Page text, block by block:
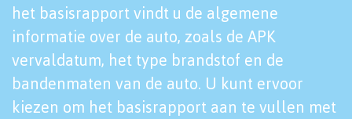
het basisrapport vindt u de algemene
informatie over de auto, zoals de APK
vervaldatum, het type brandstof en de
bandenmaten van de auto. U kunt ervoor
kiezen om het basisrapport aan te vullen met